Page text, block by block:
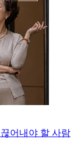
어내야 할 사람